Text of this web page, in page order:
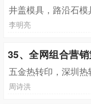
井盖模具，路沿石
李明亮
35、全网组合营
五金热转印，深圳
周诗洪